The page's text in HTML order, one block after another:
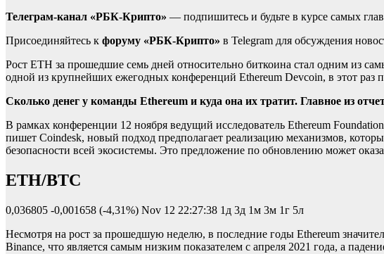
Телеграм-канал «РБК-Крипто» — подпишитесь и будьте в курсе самых
Присоединяйтесь к форуму «РБК-Крипто» в Telegram для обсуждения
Рост ETH за прошедшие семь дней относительно биткоина стал одним из
одной из крупнейших ежегодных конференций Ethereum Devcoin, в этот раз
Сколько денег у команды Ethereum и куда она их тратит. Главное из
В рамках конференции 12 ноября ведущий исследователь Ethereum
пишет Coindesk, новый подход предполагает реализацию механизмов,
безопасности всей экосистемы. Это предложение по обновлению может
ETH/BTC
0,036805 -0,001658 (-4,31%) Nov 12 22:27:38 1д 3д 1м 3м 1г 5л
Несмотря на рост за прошедшую неделю, в последние годы Ethereum
Binance, что является самым низким показателем с апреля 2021 года, а